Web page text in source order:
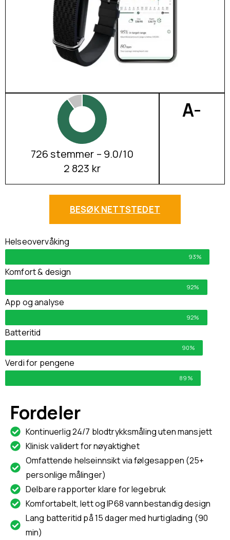
726 stemmer – 9.0/10
2 823 kr
A-
BESØK NETTSTEDET
Helseovervåking
93%
Komfort & design
92%
App og analyse
92%
Batteritid
90%
Verdi for pengene
89%
Fordeler
Kontinuerlig 24/7 blodtrykksmåling uten mansjett
Klinisk validert for nøyaktighet
Omfattende helseinnsikt via følgesappen (25+
personlige målinger)
Delbare rapporter klare for legebruk
Komfortabelt, lett og IP68 vannbestandig design
Lang batteritid på 15 dager med hurtiglading (90
min)